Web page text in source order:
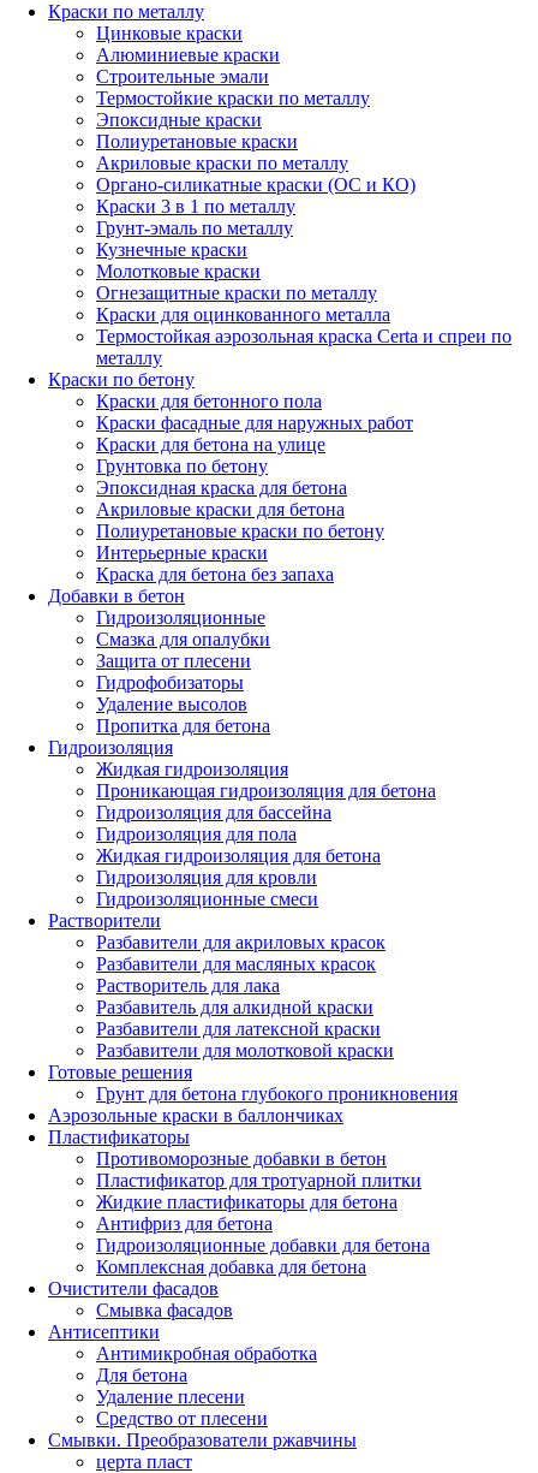
Краски по металлу
Цинковые краски
Алюминиевые краски
Строительные эмали
Термостойкие краски по металлу
Эпоксидные краски
Полиуретановые краски
Акриловые краски по металлу
Органо-силикатные краски (ОС и КО)
Краски 3 в 1 по металлу
Грунт-эмаль по металлу
Кузнечные краски
Молотковые краски
Огнезащитные краски по металлу
Краски для оцинкованного металла
Термостойкая аэрозольная краска Certa и спреи по
металлу
Краски по бетону
Краски для бетонного пола
Краски фасадные для наружных работ
Краски для бетона на улице
Грунтовка по бетону
Эпоксидная краска для бетона
Акриловые краски для бетона
Полиуретановые краски по бетону
Интерьерные краски
Краска для бетона без запаха
Добавки в бетон
Гидроизоляционные
Смазка для опалубки
Защита от плесени
Гидрофобизаторы
Удаление высолов
Пропитка для бетона
Гидроизоляция
Жидкая гидроизоляция
Проникающая гидроизоляция для бетона
Гидроизоляция для бассейна
Гидроизоляция для пола
Жидкая гидроизоляция для бетона
Гидроизоляция для кровли
Гидроизоляционные смеси
Растворители
Разбавители для акриловых красок
Разбавители для масляных красок
Растворитель для лака
Разбавитель для алкидной краски
Разбавители для латексной краски
Разбавители для молотковой краски
Готовые решения
Грунт для бетона глубокого проникновения
Аэрозольные краски в баллончиках
Пластификаторы
Противоморозные добавки в бетон
Пластификатор для тротуарной плитки
Жидкие пластификаторы для бетона
Антифриз для бетона
Гидроизоляционные добавки для бетона
Комплексная добавка для бетона
Очистители фасадов
Смывка фасадов
Антисептики
Антимикробная обработка
Для бетона
Удаление плесени
Средство от плесени
Смывки. Преобразователи ржавчины
церта пласт